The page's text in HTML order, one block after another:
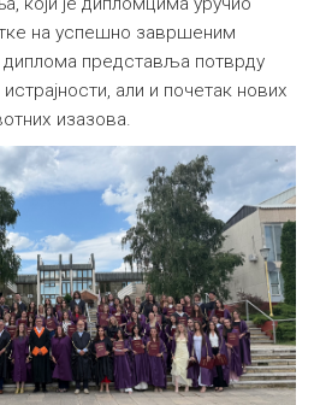
на успешно завршеним
диплома представља потврду
али и почетак нових
изазова.